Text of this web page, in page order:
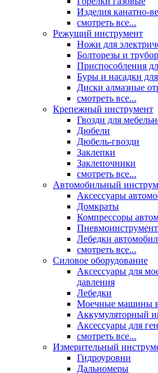
Изделия канатно-
смотреть все...
Режущий инструмент
Ножи для
Болторезы и
Приспособления
Буры и насадки
Диски алмазные
смотреть все...
Крепежный инструмент
Гвозди для
Дюбели
Дюбель-гвозди
Заклепки
Заклепочники
смотреть все...
Автомобильный
Аксессуары
Домкраты
Компрессоры
Пневмоинструмент
Лебедки
смотреть все...
Силовое оборудование
Аксессуары для
давления
Лебедки
Моечные машины
Аккумуляторный
Аксессуары для
смотреть все...
Измерительный
Гидроуровни
Дальномеры